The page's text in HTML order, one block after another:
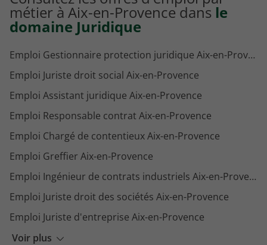
métier à Aix-en-Provence dans le
domaine Juridique
Voir plus
Emploi Gestionnaire protection juridique Aix-en-Provence
Emploi Juriste droit social Aix-en-Provence
Emploi Assistant juridique Aix-en-Provence
Emploi Responsable contrat Aix-en-Provence
Emploi Chargé de contentieux Aix-en-Provence
Emploi Greffier Aix-en-Provence
Emploi Ingénieur de contrats industriels Aix-en-Provence
Emploi Juriste droit des sociétés Aix-en-Provence
Emploi Juriste d'entreprise Aix-en-Provence
Emploi Avocat Aix-en-Provence